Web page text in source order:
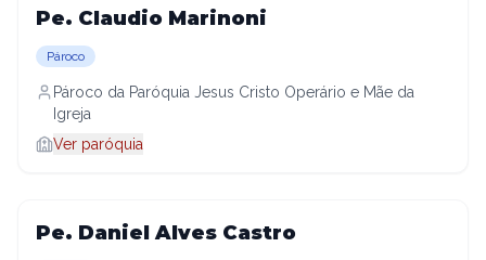
Pe. Claudio Marinoni
Pároco
Pároco da Paróquia Jesus Cristo Operário e Mãe da
Igreja
Ver paróquia
Pe. Daniel Alves Castro